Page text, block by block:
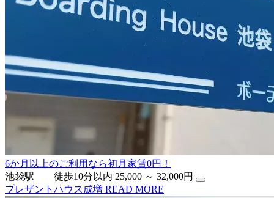
6か月以上のご利用なら初月家賃0円！
池袋駅 徒歩10分以内 25,000 ～ 32,000円
プレザントハウス成増 READ MORE